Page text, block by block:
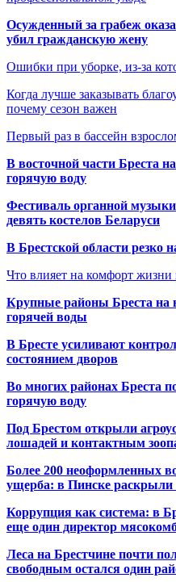
Осужденный за грабеж
убил гражданскую жену
Ошибки при уборке, из-за
Когда лучше заказывать
почему сезон важен
Первый раз в бассейн
В восточной части Бреста
горячую воду
Фестиваль органной
девять костелов Беларуси
В Брестской области
Что влияет на комфорт
Крупные районы Бреста на
горячей воды
В Бресте усиливают
состоянием дворов
Во многих районах Бреста
горячую воду
Под Брестом открыли
лошадей и контактным
Более 200 неоформленных
ущерба: в Пинске раскрыли
Коррупция как система: в
еще один директор
Леса на Брестчине почти
свободным остался один